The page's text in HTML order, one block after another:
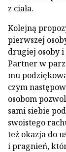
z ciała.
Kolejną
pierwszej
drugiej osoby
Partner w
mu
czym
osobom
sami siebie
swoistego
też okazja do
i pragnień,